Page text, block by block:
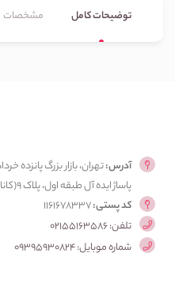
توضیحات کامل مشخصات
آدرس:تهران، بازار بزرگ پانزده
پاساژ ایده آل طبقه اول، پلاک ۹(کانال روبیکا: fida_arayeshi)
کد پستی:1161678337
تلفن: 02155163586
شماره موبایل: 09395930824